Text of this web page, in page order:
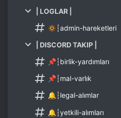
| LOGLAR |
🔅┆admin-hareketleri
| DISCORD TAKIP |
📌┆birlik-yardımları
📌┆mal-varlık
🔔┆legal-alımlar
🔔┆yetkili-alımları